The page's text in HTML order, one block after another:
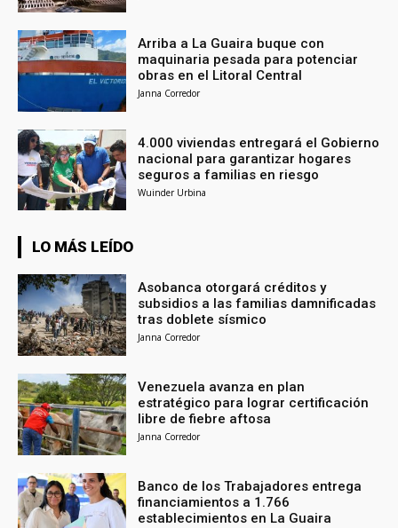
Arriba a La Guaira buque con
maquinaria pesada para potenciar
obras en el Litoral Central
Janna Corredor
4.000 viviendas entregará el Gobierno
nacional para garantizar hogares
seguros a familias en riesgo
Wuinder Urbina
LO MÁS LEÍDO
Asobanca otorgará créditos y
subsidios a las familias damnificadas
tras doblete sísmico
Janna Corredor
Venezuela avanza en plan
estratégico para lograr certificación
libre de fiebre aftosa
Janna Corredor
Banco de los Trabajadores entrega
financiamientos a 1.766
establecimientos en La Guaira